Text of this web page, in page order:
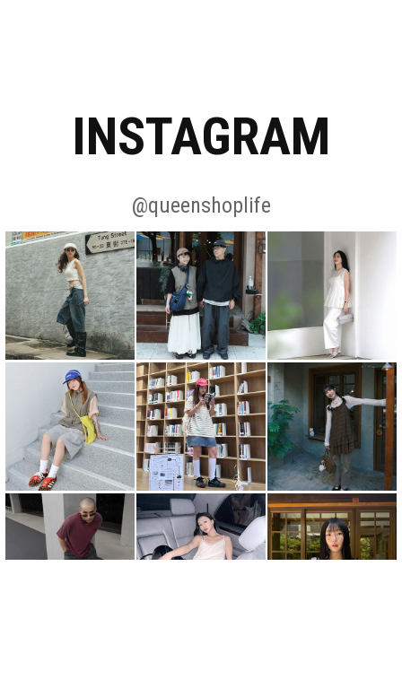
INSTAGRAM
@queenshoplife